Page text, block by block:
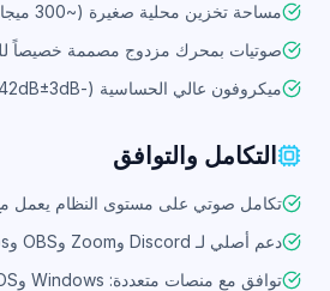
مساحة تخزين محلية صغيرة (~300 ميجابايت)
صوتيات بمحرك مزدوج مصممة خصيصاً
ميكروفون عالي الحساسية (-42dB±3dB) لمدخلات واضحة
التكامل والتوافق
تكامل صوتي على مستوى النظام يعمل مع
دعم أصلي لـ Discord وZoom وOBS وStreamlabs
توافق مع منصات متعددة: Windows وmacOS وiOS وAndroid